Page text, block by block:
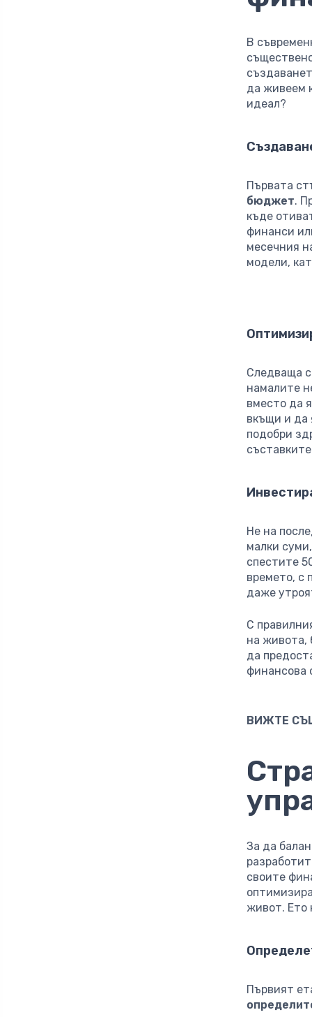
В
да живеем
идеал?
Първата
бюджет.
къде
финанси
месечния
модели,
Следваща
намалите
вместо да
вкъщи и да
подобри
Не на
малки
спестите
времето, с
даже
С
на живота,
да
финансова
ВИЖТЕ
За да
своите
живот. Ето
Първият